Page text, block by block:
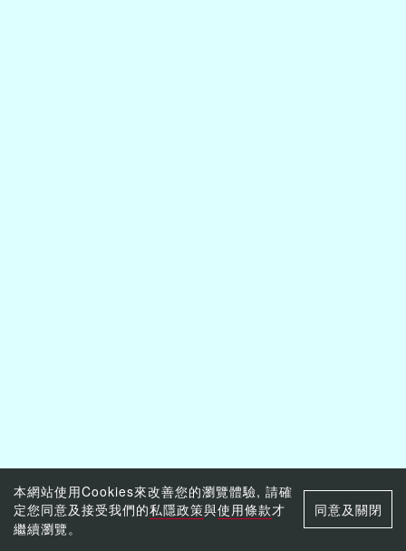
本網站使用Cookies來改善您的瀏覽體驗, 請確
定您同意及接受我們的私隱政策與使用條款才
繼續瀏覽。
同意及關閉